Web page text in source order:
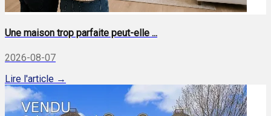
Une maison trop parfaite peut-elle ...
2026-08-07
Lire l'article →